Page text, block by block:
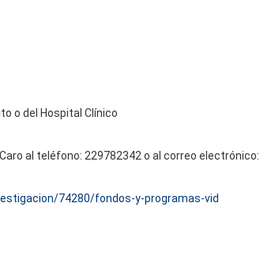
o del Hospital Clínico
al teléfono: 229782342 o al correo electrónico:
74280/fondos-y-programas-vid